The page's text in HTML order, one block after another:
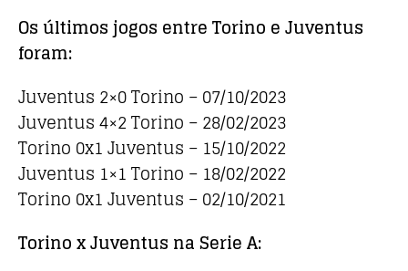
Os últimos jogos entre Torino e Juventus
foram:
Juventus 2×0 Torino – 07/10/2023
Juventus 4×2 Torino – 28/02/2023
Torino 0x1 Juventus – 15/10/2022
Juventus 1×1 Torino – 18/02/2022
Torino 0x1 Juventus – 02/10/2021
Torino x Juventus na Serie A: